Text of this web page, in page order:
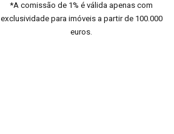
*A comissão de 1% é válida apenas com
exclusividade para imóveis a partir de 100.000
euros.